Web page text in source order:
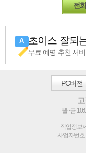
전화
초이스 잘되
무료 예명 추천 서
PC버전
월~금
직업정보
사업자번호